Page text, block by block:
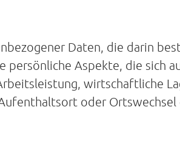
Daten, die darin
Aspekte, die sich
wirtschaftliche
oder